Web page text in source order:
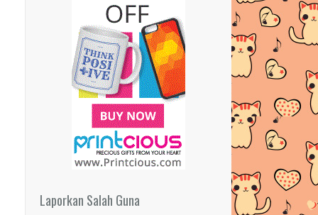
| TEPUNG MAGIK
ZAZA IMAN - THANK YOU, I LOVE
U
TERIMA KASIH SUPERMAN
4 Cara Miliki Pinggang Ramping
DOA PERGANTUNGAN KEPADA
ALLAH | TAWAKAL
6 Cara Elak 'Moody' Di Pagi Hari!
NOTA DARI ARWAH SYUHADA
BAHARUDIN | BERHARGANYA
Laporkan Salah Guna